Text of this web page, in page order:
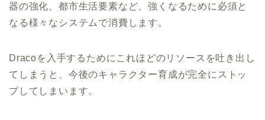
器の強化、都市生活要素など、強くなるために必須と
なる様々なシステムで消費します。
Dracoを入手するためにこれほどのリソースを吐き出し
てしまうと、今後のキャラクター育成が完全にストッ
プしてしまいます。